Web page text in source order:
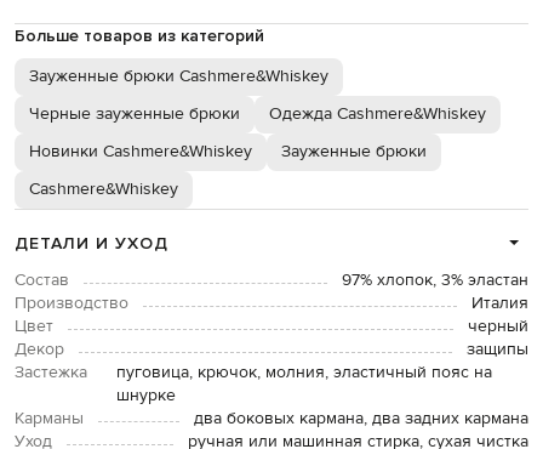
Больше товаров из категорий
Зауженные брюки Cashmere&Whiskey
Черные зауженные брюки
Одежда Cashmere&Whiskey
Новинки Cashmere&Whiskey
Зауженные брюки
Cashmere&Whiskey
ДЕТАЛИ И УХОД
Состав
97% хлопок, 3% эластан
Производство
Италия
Цвет
черный
Декор
защипы
Застежка
пуговица, крючок, молния, эластичный пояс на
шнурке
Карманы
два боковых кармана, два задних кармана
Уход
ручная или машинная стирка, сухая чистка